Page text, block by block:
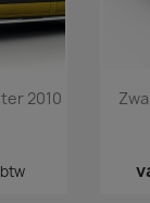
2010